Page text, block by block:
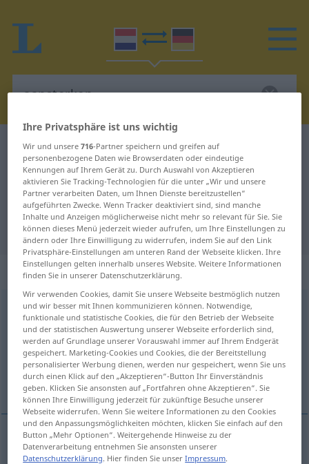
Niederländisch-Deutsch Wörterbuch
Niederländisch-Deutsch
Übersetzung für "aansterken"
"aansterken" Deutsch Übersetzung
„aansterken“: werkwoord
aansterkenv <zn>
Übersicht aller Übersetzungen
(Für mehr Details die Übersetzung anklicken/antippen)
sich erholen, zu Kräften kommen
sicherholen, zu Kräftenkommen aansterken
Ihre Privatsphäre ist uns wichtig
Wir und unsere716-Partner speichern und greifen auf
personenbezogene Daten wie Browserdaten oder eindeutige
Kennungen auf Ihrem Gerät zu. Durch Auswahl von Akzeptieren
aktivieren Sie Tracking-Technologien für die unter „Wir und unsere
Partner verarbeiten Daten, um Ihnen Dienste bereitzustellen“
aufgeführten Zwecke. Wenn Tracker deaktiviert sind, sind manche
Inhalte und Anzeigen möglicherweise nicht mehr so relevant für Sie. Sie
können dieses Menü jederzeit wieder aufrufen, um Ihre Einstellungen zu
ändern oder Ihre Einwilligung zu widerrufen, indem Sie auf den Link
Privatsphäre-Einstellungen am unteren Rand der Webseite klicken. Ihre
Einstellungen gelten innerhalb unseres Website. Weitere Informationen
finden Sie in unserer Datenschutzerklärung.
Wir verwenden Cookies, damit Sie unsere Webseite bestmöglich nutzen
und wir besser mit Ihnen kommunizieren können. Notwendige,
funktionale und statistische Cookies, die für den Betrieb der Webseite
und der statistischen Auswertung unserer Webseite erforderlich sind,
werden auf Grundlage unserer Vorauswahl immer auf Ihrem Endgerät
gespeichert. Marketing-Cookies und Cookies, die der Bereitstellung
personalisierter Werbung dienen, werden nur gespeichert, wenn Sie uns
durch einen Klick auf den „Akzeptieren“-Button Ihr Einverständnis
geben. Klicken Sie ansonsten auf „Fortfahren ohne Akzeptieren“. Sie
können Ihre Einwilligung jederzeit für zukünftige Besuche unserer
Webseite widerrufen. Wenn Sie weitere Informationen zu den Cookies
und den Anpassungsmöglichkeiten möchten, klicken Sie einfach auf den
Button „Mehr Optionen“. Weitergehende Hinweise zu der
Datenverarbeitung entnehmen Sie ansonsten unserer
Datenschutzerklärung. Hier finden Sie unserImpressum.